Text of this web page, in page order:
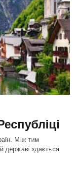
Між тим
державі здається